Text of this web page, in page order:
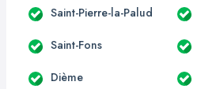
Saint-Pierre-la-Palud
Saint-Fons
Dième